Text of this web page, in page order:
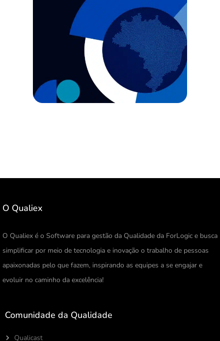
O Qualiex
O Qualiex é o Software para gestão da Qualidade da ForLogic e busca
simplificar por meio de tecnologia e inovação o trabalho de pessoas
apaixonadas pelo que fazem, inspirando as equipes a se engajar e
evoluir no caminho da excelência!
Comunidade da Qualidade
Qualicast